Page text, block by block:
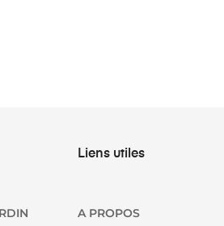
Liens utiles
A PROPOS